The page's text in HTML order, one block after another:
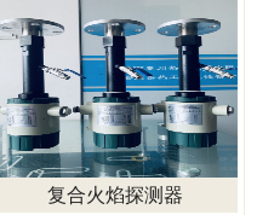
复合火焰探测器